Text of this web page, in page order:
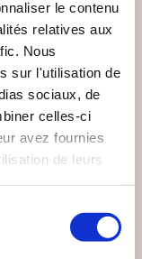
le contenu
relatives aux
Nous
sur l'utilisation de
sociaux, de
celles-ci
avez fournies
de leurs
(0 avis)